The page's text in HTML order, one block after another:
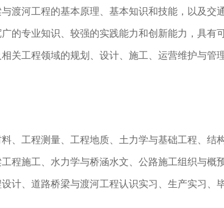
渡河工程的基本原理、基本知识和技能，以及交
的专业知识、较强的实践能力和创新能力，具有
关工程领域的规划、设计、施工、运营维护与管
、工程测量、工程地质、土力学与基础工程、结
程施工、水力学与桥涵水文、公路施工组织与概
计、道路桥梁与渡河工程认识实习、生产实习、